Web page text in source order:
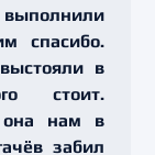
спасибо.
в
стоит.
она нам в
забил